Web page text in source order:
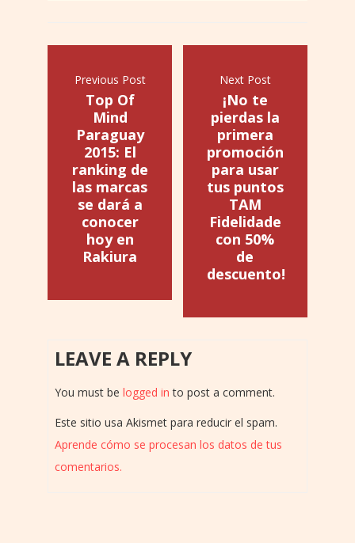
Previous Post
Top Of
Mind
Paraguay
2015: El
ranking de
las marcas
se dará a
conocer
hoy en
Rakiura
Next Post
¡No te
pierdas la
primera
promoción
para usar
tus puntos
TAM
Fidelidade
con 50%
de
descuento!
LEAVE A REPLY
You must be logged in to post a comment.
Este sitio usa Akismet para reducir el spam.
Aprende cómo se procesan los datos de tus
comentarios.